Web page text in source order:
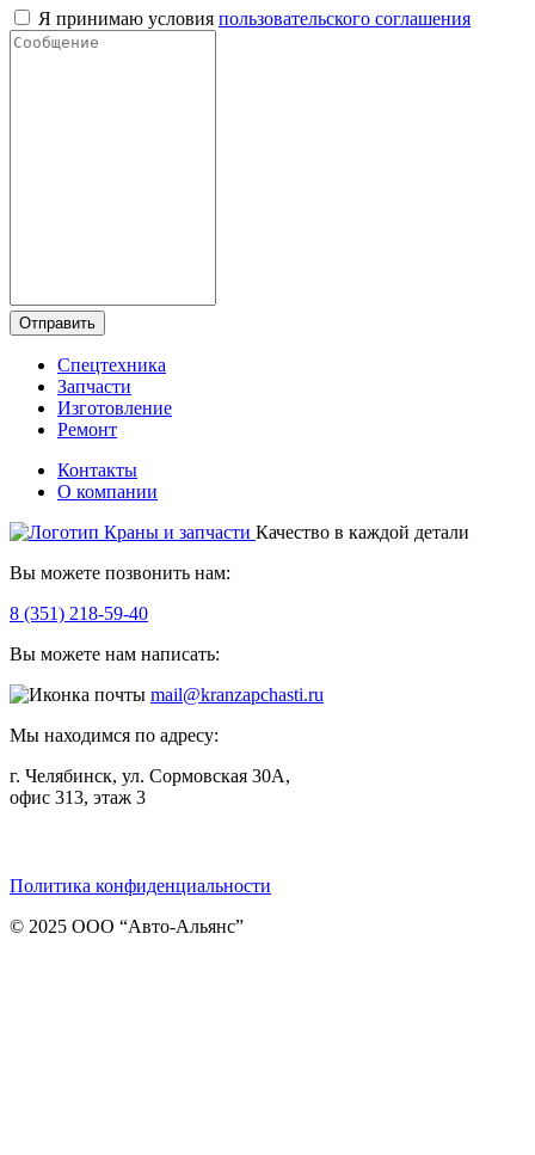
Я принимаю условия пользовательского соглашения
Отправить
Спецтехника
Запчасти
Изготовление
Ремонт
Контакты
О компании
Качество в каждой детали
Вы можете позвонить нам:
8 (351) 218-59-40
Вы можете нам написать:
mail@kranzapchasti.ru
Мы находимся по адресу:
г. Челябинск, ул. Сормовская 30А,
офис 313, этаж 3
Политика конфиденциальности
© 2025 ООО “Авто-Альянс”